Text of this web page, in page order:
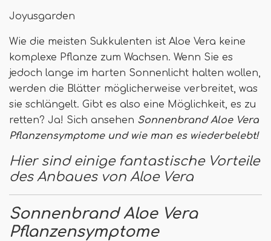
Joyusgarden
Wie die meisten Sukkulenten ist Aloe Vera keine
komplexe Pflanze zum Wachsen. Wenn Sie es
jedoch lange im harten Sonnenlicht halten wollen,
werden die Blätter möglicherweise verbreitet, was
sie schlängelt. Gibt es also eine Möglichkeit, es zu
retten? Ja! Sich ansehen Sonnenbrand Aloe Vera
Pflanzensymptome und wie man es wiederbelebt!
Hier sind einige fantastische Vorteile
des Anbaues von Aloe Vera
Sonnenbrand Aloe Vera
Pflanzensymptome